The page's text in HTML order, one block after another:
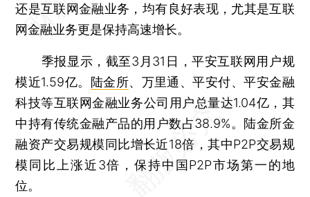
还是互联网金融业务，均有良好表现，尤其是互联
网金融业务更是保持高速增长。
季报显示，截至3月31日，平安互联网用户规
模近1.59亿。 陆金所、万里通、平安付、平安金融
科技等互联网金融业务公司用户总量达1.04亿，其
中持有传统金融产品的用户数占38.9%。陆金所金
融资产交易规模同比增长近18倍，其中P2P交易规
模同比上涨近3倍，保持中国P2P市场第一的地
位。